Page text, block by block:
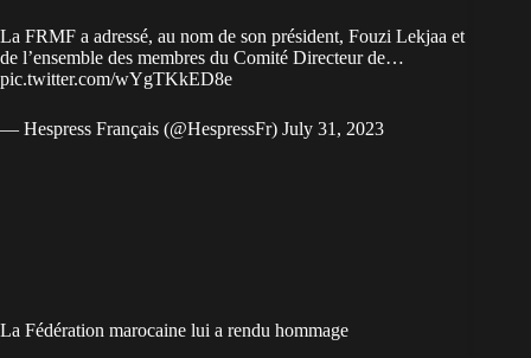
La FRMF a adressé, au nom de son président, Fouzi Lekjaa et
de l’ensemble des membres du Comité Directeur de…
pic.twitter.com/wYgTKkED8e
— Hespress Français (@HespressFr) July 31, 2023
La Fédération marocaine lui a rendu hommage